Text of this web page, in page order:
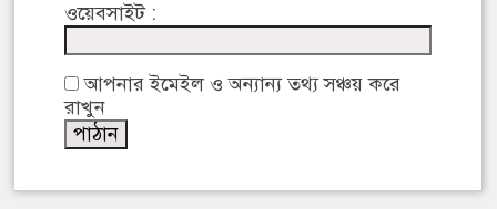
ওয়েবসাইট :
আপনার ইমেইল ও অন্যান্য তথ্য সঞ্চয় করে
রাখুন